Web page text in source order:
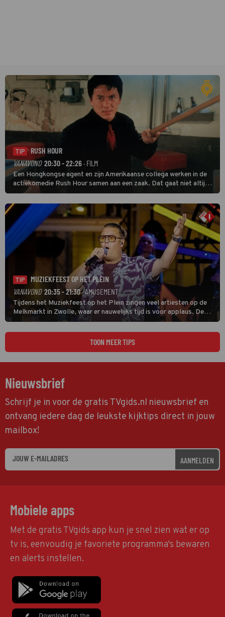
TIP
RUSH HOUR
VANAVOND 20:30 - 22:26 · FILM
Een Hongkongse agent en zijn Amerikaanse collega werken in de
actiekomedie Rush Hour samen aan een zaak. Dat gaat niet altijd
van een leien dakje.
TIP
MUZIEKFEEST OP HET PLEIN
VANAVOND 20:35 - 21:30· AMUSEMENT
Tijdens het Muziekfeest op het Plein zingen veel artiesten op de
Melkmarkt in Zwolle, waar er nauwelijks tijd is voor applaus. De
grootste namen zijn André Hazes, Jannes, René Froger en
natuurlijk Rutger van Barneveld met zijn hit Zwoele Zomernachten.
TOON MEER TIPS
Nieuwsbrief
Schrijf je in voor de gratis TVgids.nl nieuwsbrief en
ontvang iedere dag de leukste kijktips direct in jouw
mailbox!
AANMELDEN
Mobiele apps
Met de gratis TVgids app kun je snel zien wat er op
tv is, eenvoudig je favoriete programma's bewaren
en alerts instellen.